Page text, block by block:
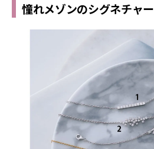
憧れメゾンのシグネチャー